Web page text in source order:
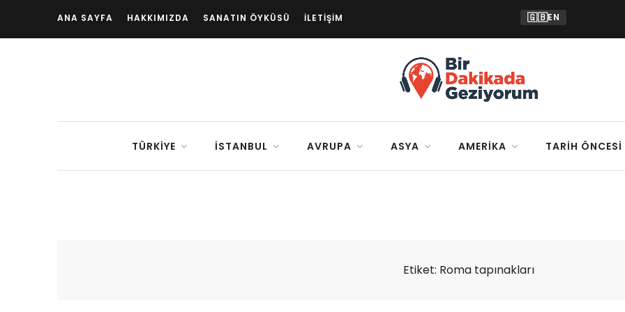
ANA SAYFA HAKKIMIZDA SANATIN ÖYKÜSÜ İLETIŞIM 🇬🇧EN
TÜRKIYE İSTANBUL AVRUPA ASYA AMERIKA TARIH ÖNCESI
Etiket: Roma tapınakları